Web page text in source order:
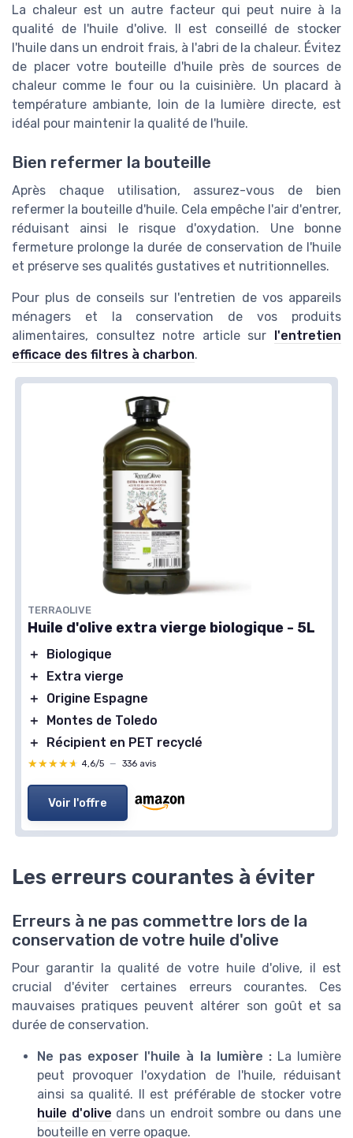
La chaleur est un autre facteur qui peut nuire à la
qualité de l'huile d'olive. Il est conseillé de stocker
l'huile dans un endroit frais, à l'abri de la chaleur. Évitez
de placer votre bouteille d'huile près de sources de
chaleur comme le four ou la cuisinière. Un placard à
température ambiante, loin de la lumière directe, est
idéal pour maintenir la qualité de l'huile.
Bien refermer la bouteille
Après chaque utilisation, assurez-vous de bien
refermer la bouteille d'huile. Cela empêche l'air d'entrer,
réduisant ainsi le risque d'oxydation. Une bonne
fermeture prolonge la durée de conservation de l'huile
et préserve ses qualités gustatives et nutritionnelles.
Pour plus de conseils sur l'entretien de vos appareils
ménagers et la conservation de vos produits
alimentaires, consultez notre article sur l'entretien
efficace des filtres à charbon.
TERRAOLIVE
Huile d'olive extra vierge biologique - 5L
＋
Biologique
＋
Extra vierge
＋
Origine Espagne
＋
Montes de Toledo
＋
Récipient en PET recyclé
★★★★★
★★★★★ 4,6/5 — 336 avis
Voir l'offre
Les erreurs courantes à éviter
Erreurs à ne pas commettre lors de la
conservation de votre huile d'olive
Pour garantir la qualité de votre huile d'olive, il est
crucial d'éviter certaines erreurs courantes. Ces
mauvaises pratiques peuvent altérer son goût et sa
durée de conservation.
Ne pas exposer l'huile à la lumière :La lumière
peut provoquer l'oxydation de l'huile, réduisant
ainsi sa qualité. Il est préférable de stocker votre
huile d'olive dans un endroit sombre ou dans une
bouteille en verre opaque.